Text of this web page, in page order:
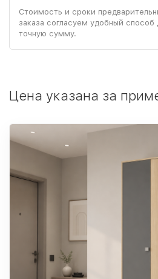
Стоимость и сроки
заказа согласуем удобный
точную сумму.
Цена указана за